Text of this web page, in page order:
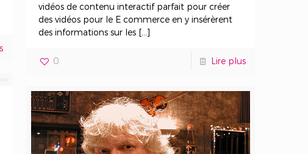
vidéos de contenu interactif parfait pour créer
des vidéos pour le E commerce en y insérèrent
des informations sur les […]
0 Lire plus